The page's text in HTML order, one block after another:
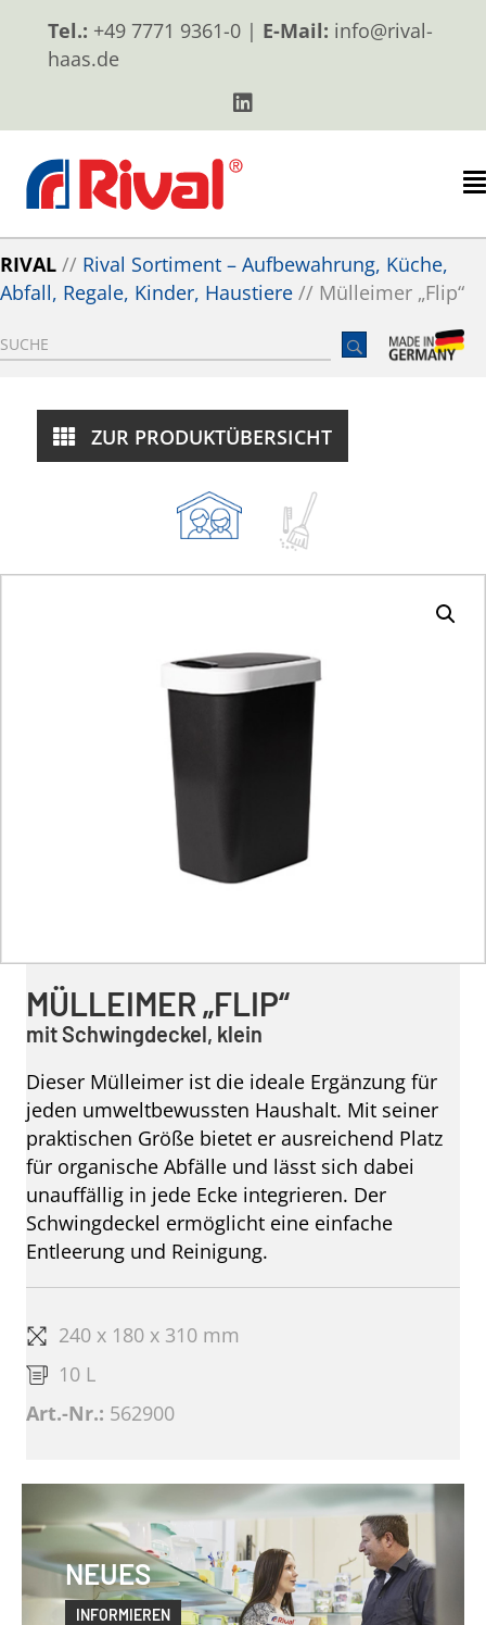
Tel.: +49 7771 9361-0 | E-Mail: info@rival-
haas.de
RIVAL // Rival Sortiment – Aufbewahrung, Küche,
Abfall, Regale, Kinder, Haustiere // Mülleimer „Flip“
ZUR PRODUKTÜBERSICHT
MÜLLEIMER „FLIP“
mit Schwingdeckel, klein
Dieser Mülleimer ist die ideale Ergänzung für
jeden umweltbewussten Haushalt. Mit seiner
praktischen Größe bietet er ausreichend Platz
für organische Abfälle und lässt sich dabei
unauffällig in jede Ecke integrieren. Der
Schwingdeckel ermöglicht eine einfache
Entleerung und Reinigung.
240 x 180 x 310 mm
10 L
Art.-Nr.: 562900
NEUES
INFORMIEREN